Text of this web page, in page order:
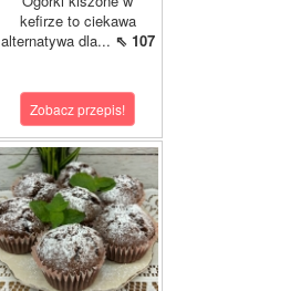
kefirze to ciekawa
alternatywa dla... ⇖ 107
Zobacz przepis!